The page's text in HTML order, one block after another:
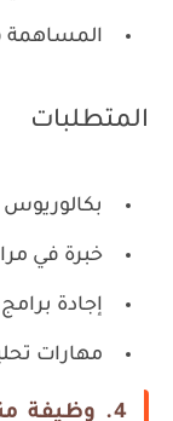
المساهمة
المتطلبات
بكالوريوس
خبرة في
إجادة برامج Excel والأنظمة المالية.
مهارات
4. وظيفة